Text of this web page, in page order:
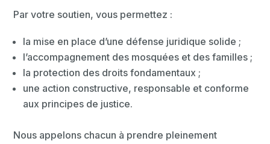
Par votre soutien, vous permettez :
la mise en place d’une défense juridique solide ;
l’accompagnement des mosquées et des familles ;
la protection des droits fondamentaux ;
une action constructive, responsable et conforme
aux principes de justice.
Nous appelons chacun à prendre pleinement